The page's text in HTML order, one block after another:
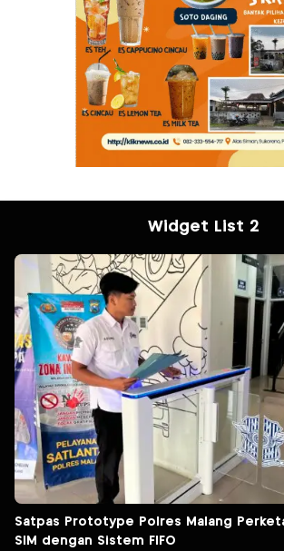
Widget List 2
Satpas Prototype Polres Malang
SIM dengan Sistem FIFO